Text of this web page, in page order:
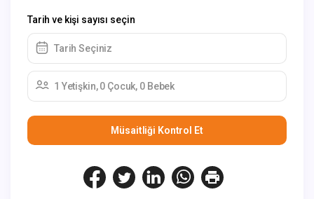
Tarih ve kişi sayısı seçin
Tarih Seçiniz
1 Yetişkin, 0 Çocuk, 0 Bebek
Müsaitliği Kontrol Et